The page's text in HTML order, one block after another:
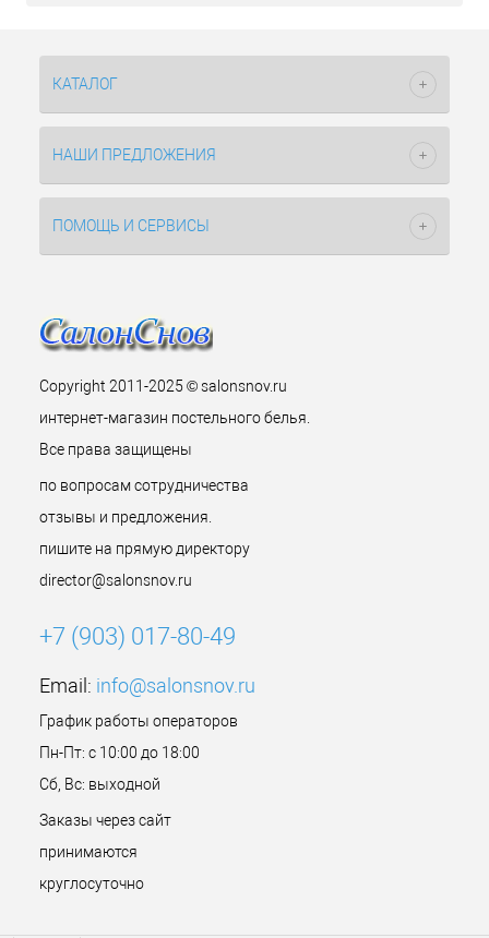
КАТАЛОГ
НАШИ ПРЕДЛОЖЕНИЯ
ПОМОЩЬ И СЕРВИСЫ
Copyright 2011-2025 © salonsnov.ru
интернет-магазин постельного белья.
Все права защищены
по вопросам сотрудничества
отзывы и предложения.
пишите на прямую директору
director@salonsnov.ru
+7 (903) 017-80-49
Email: info@salonsnov.ru
График работы операторов
Пн-Пт: с 10:00 до 18:00
Сб, Вс: выходной
Заказы через сайт
принимаются
круглосуточно